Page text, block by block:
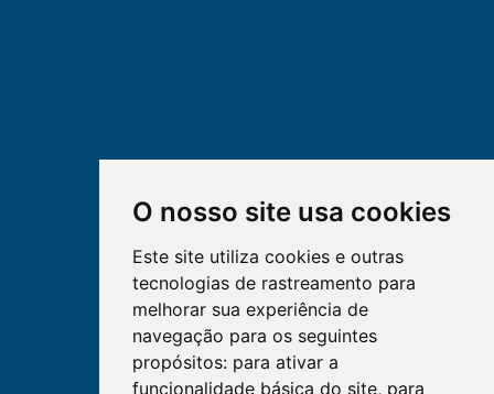
O nosso site usa cookies
Este site utiliza cookies e outras
tecnologias de rastreamento para
melhorar sua experiência de
navegação para os seguintes
propósitos: para ativar a
funcionalidade básica do site, para